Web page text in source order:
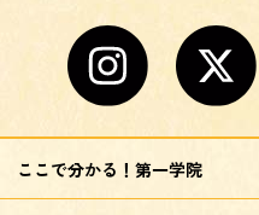
ここで分かる！第一学院